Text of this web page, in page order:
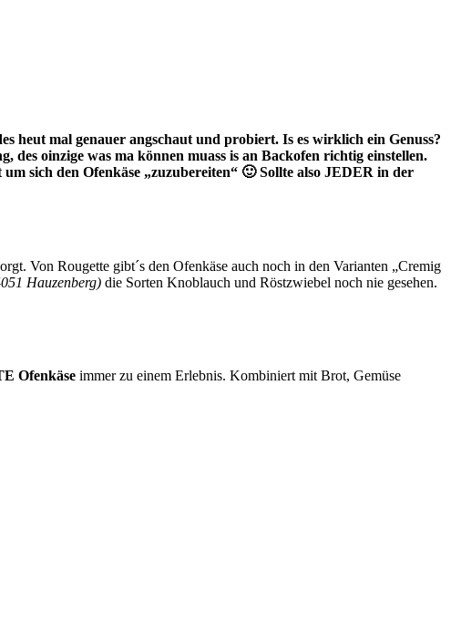
heut mal genauer angschaut und probiert. Is es wirklich ein Genuss?
oinzige was ma können muass is an Backofen richtig einstellen.
sich den Ofenkäse „zuzubereiten“ 🙂 Sollte also JEDER in der
Von Rougette gibt´s den Ofenkäse auch noch in den Varianten „Cremig
Hauzenberg) die Sorten Knoblauch und Röstzwiebel noch nie gesehen.
Ofenkäse immer zu einem Erlebnis. Kombiniert mit Brot, Gemüse